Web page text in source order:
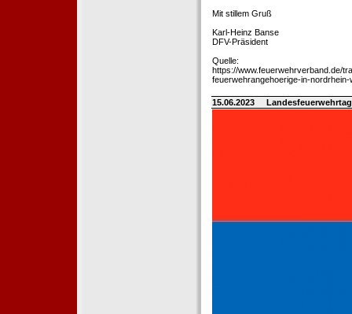
Mit stillem Gruß
Karl-Heinz Banse
DFV-Präsident
Quelle:
https://www.feuerwehrverband.de/
feuerwehrangehoerige-in-
15.06.2023